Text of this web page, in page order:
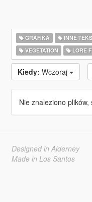
GRAFIKA INNE
VEGETATION
LORE
Kiedy: Wczoraj
Nie znaleziono
Designed in Alderney
Made in Los Santos